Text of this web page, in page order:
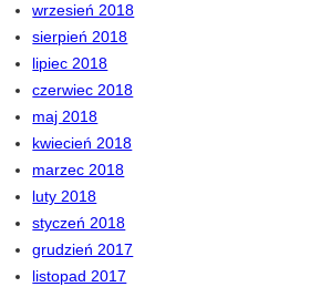
wrzesień 2018
sierpień 2018
lipiec 2018
czerwiec 2018
maj 2018
kwiecień 2018
marzec 2018
luty 2018
styczeń 2018
grudzień 2017
listopad 2017